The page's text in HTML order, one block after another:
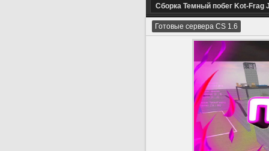
Cборка Темный побег Kot-
Готовые сервера CS 1.6